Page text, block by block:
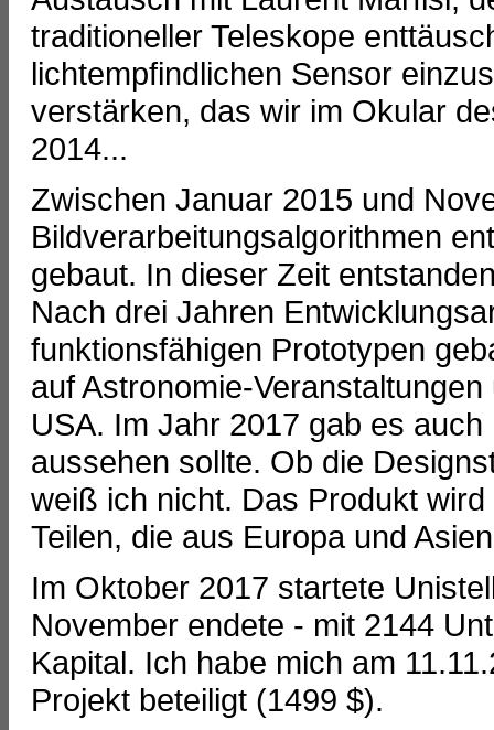
traditioneller Teleskope
lichtempfindlichen Sensor
verstärken, das wir im Okular
2014...
Zwischen Januar 2015 und
Bildverarbeitungsalgorithmen
gebaut. In dieser Zeit
Nach drei Jahren
funktionsfähigen Prototypen
auf Astronomie-
USA. Im Jahr 2017 gab es
aussehen sollte. Ob die
weiß ich nicht. Das Produkt
Teilen, die aus Europa und
Im Oktober 2017 startete
November endete - mit 2144
Kapital. Ich habe mich am
Projekt beteiligt (1499 $).